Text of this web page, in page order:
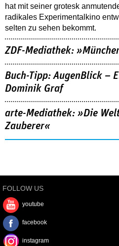
hat mit seiner grotesk
radikales Experimentalkino
selten zu sehen bekommt.
ZDF-Mediathek:
Buch-Tipp: AugenBlick –
Dominik Graf
arte-Mediathek: »Die
Zauberer«
FOLLOW US
youtube
facebook
instagram